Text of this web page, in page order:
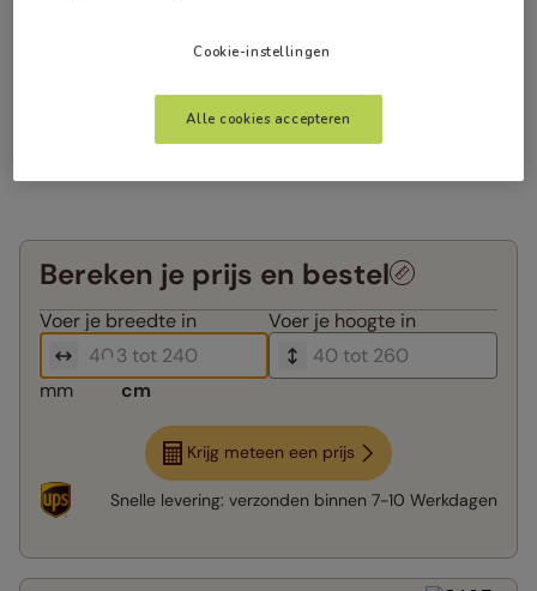
Bereken je prijs en bestel
Voer je breedte in Voer je hoogte in
mm cm
Krijg meteen een prijs
Snelle levering: verzonden binnen 7-10 Werkdagen
Cookie-instellingen
Alle cookies accepteren